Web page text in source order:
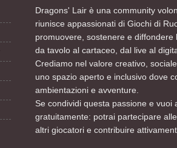
Dragons' Lair è una community
riunisce appassionati di Giochi di
promuovere, sostenere e
da tavolo al cartaceo, dal live al
Crediamo nel valore creativo,
uno spazio aperto e inclusivo dove
ambientazioni e avventure.
Se condividi questa passione e
gratuitamente: potrai partecipare
altri giocatori e contribuire